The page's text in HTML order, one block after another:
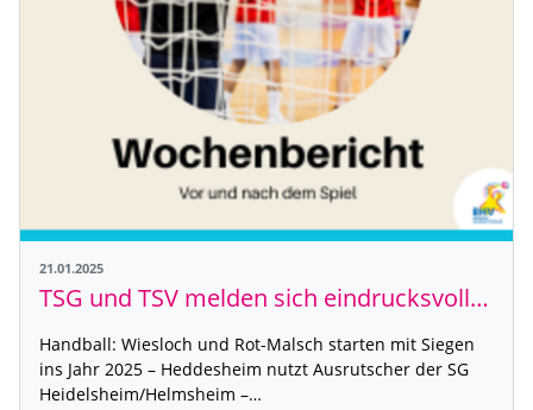
21.01.2025
TSG und TSV melden sich eindrucksvoll zurück
Handball: Wiesloch und Rot-Malsch starten mit Siegen
ins Jahr 2025 – Heddesheim nutzt Ausrutscher der SG
Heidelsheim/Helmsheim –…